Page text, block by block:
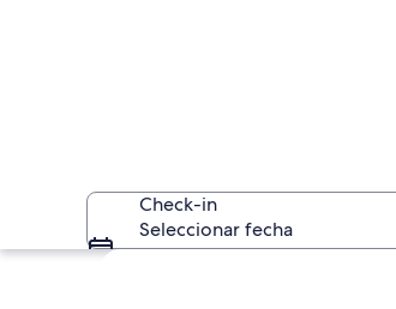
Check-in
Seleccionar fecha
Explorar mapa